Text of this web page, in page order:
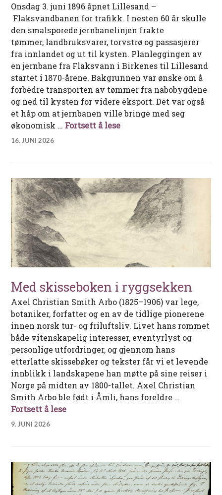
Onsdag 3. juni 1896 åpnet Lillesand –
Flaksvandbanen for trafikk. I nesten 60 år skulle
den smalsporede jernbanelinjen frakte
tømmer, landbruksvarer, torvstrø og passasjerer
fra innlandet og ut til kysten. Planleggingen av
en jernbane fra Flaksvann i Birkenes til Lillesand
startet i 1870-årene. Bakgrunnen var ønske om å
forbedre transporten av tømmer fra nabobygdene
og ned til kysten for videre eksport. Det var også
et håp om at jernbanen ville bringe med seg
økonomisk … Fortsett å leseLillesand –
16. JUNI 2026
Med skisseboken i ryggsekken
Axel Christian Smith Arbo (1825–1906) var lege,
botaniker, forfatter og en av de tidlige pionerene
innen norsk tur- og friluftsliv. Livet hans rommet
både vitenskapelig interesser, eventyrlyst og
personlige utfordringer, og gjennom hans
etterlatte skissebøker og tekster får vi et levende
innblikk i landskapene han møtte på sine reiser i
Norge på midten av 1800-tallet. Axel Christian
Smith Arbo ble født i Åmli, hans foreldre …
Fortsett å leseMed skisseboken i ryggsekken
9. JUNI 2026